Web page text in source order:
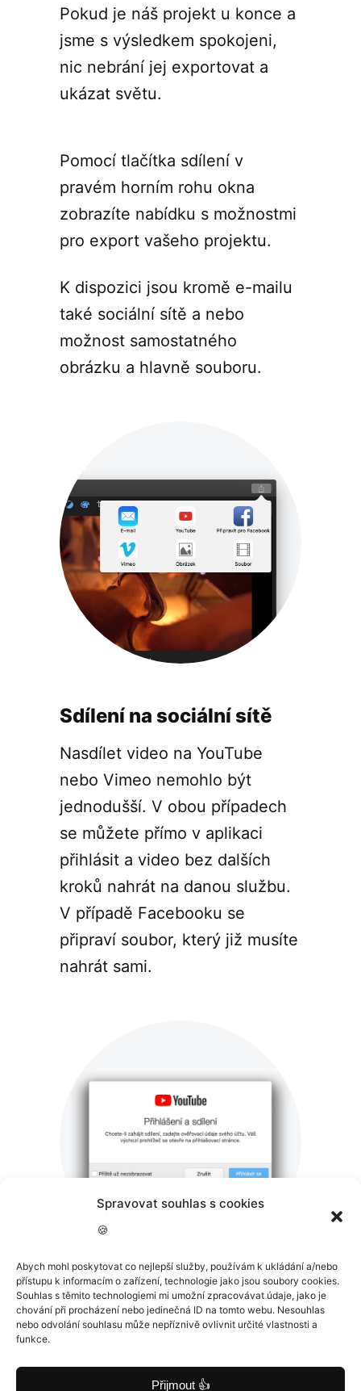
Spravovat souhlas s cookies
🍪
Abych mohl poskytovat co nejlepší služby, používám k ukládání a/nebo
přístupu k informacím o zařízení, technologie jako jsou soubory cookies.
Souhlas s těmito technologiemi mi umožní zpracovávat údaje, jako je
chování při procházení nebo jedinečná ID na tomto webu. Nesouhlas
nebo odvolání souhlasu může nepříznivě ovlivnit určité vlastnosti a
funkce.
Přijmout 👍
Pokud je náš projekt u konce a
jsme s výsledkem spokojeni,
nic nebrání jej exportovat a
ukázat světu.
Pomocí tlačítka sdílení v
pravém horním rohu okna
zobrazíte nabídku s možnostmi
pro export vašeho projektu.
K dispozici jsou kromě e-mailu
také sociální sítě a nebo
možnost samostatného
obrázku a hlavně souboru.
Sdílení na sociální sítě
Nasdílet video na YouTube
nebo Vimeo nemohlo být
jednodušší. V obou případech
se můžete přímo v aplikaci
přihlásit a video bez dalších
kroků nahrát na danou službu.
V případě Facebooku se
připraví soubor, který již musíte
nahrát sami.
Obrázek?
Říkáte si, proč byste měli